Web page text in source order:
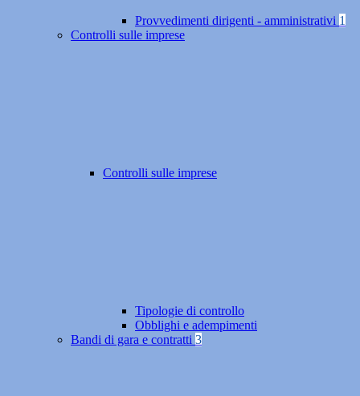
Provvedimenti dirigenti - amministrativi 1
Controlli sulle imprese
Controlli sulle imprese
Tipologie di controllo
Obblighi e adempimenti
Bandi di gara e contratti 3